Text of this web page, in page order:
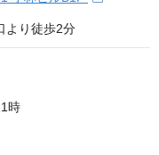
より徒歩2分
時